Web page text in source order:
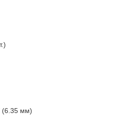
(6.35 мм)